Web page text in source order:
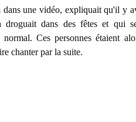
une vidéo, expliquait qu'il y
droguait dans des fêtes et qui
Ces personnes étaient
chanter par la suite.